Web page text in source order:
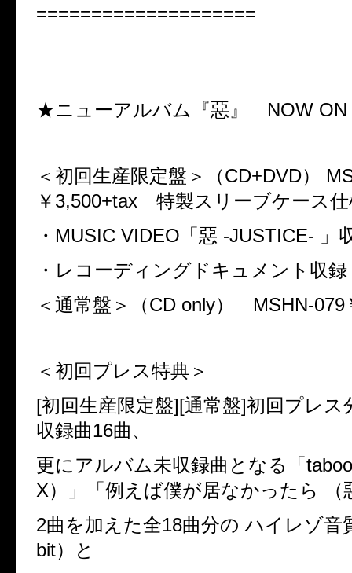
====================
★ニューアルバム『惡』 NOW
＜初回生産限定盤＞（CD+DVD）
￥ 3,500+tax 特製スリーブケース仕
・ MUSIC VIDEO 「惡 -JUSTICE- 」
・レコーディングドキュメント収録
＜通常盤＞（CD only） MSHN-079
＜初回プレス特典＞
[初回生産限定盤][通常盤]初回プレス
収録曲16曲、
更にアルバム未収録曲となる「
X）」「例えば僕が居なかったら
2曲を加えた全18曲分の ハイレゾ音
bit）と